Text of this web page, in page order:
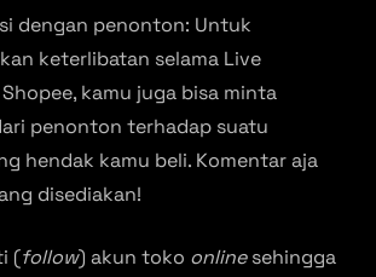
dengan penonton: Untuk
keterlibatan selama Live
kamu juga bisa minta
penonton terhadap suatu
hendak kamu beli. Komentar aja
disediakan!
(follow) akun toko onlinesehingga